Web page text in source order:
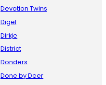
Devotion Twins
Digel
Dirkje
District
Donders
Done by Deer